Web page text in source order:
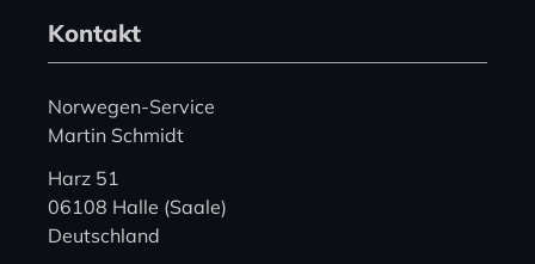
Kontakt
Norwegen-Service
Martin Schmidt
Harz 51
06108 Halle (Saale)
Deutschland